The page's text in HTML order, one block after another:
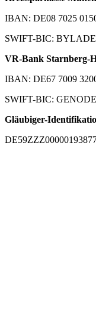
IBAN: DE08 7025
SWIFT-BIC:
VR-Bank Starnberg-
IBAN: DE67 7009
SWIFT-BIC:
Gläubiger-